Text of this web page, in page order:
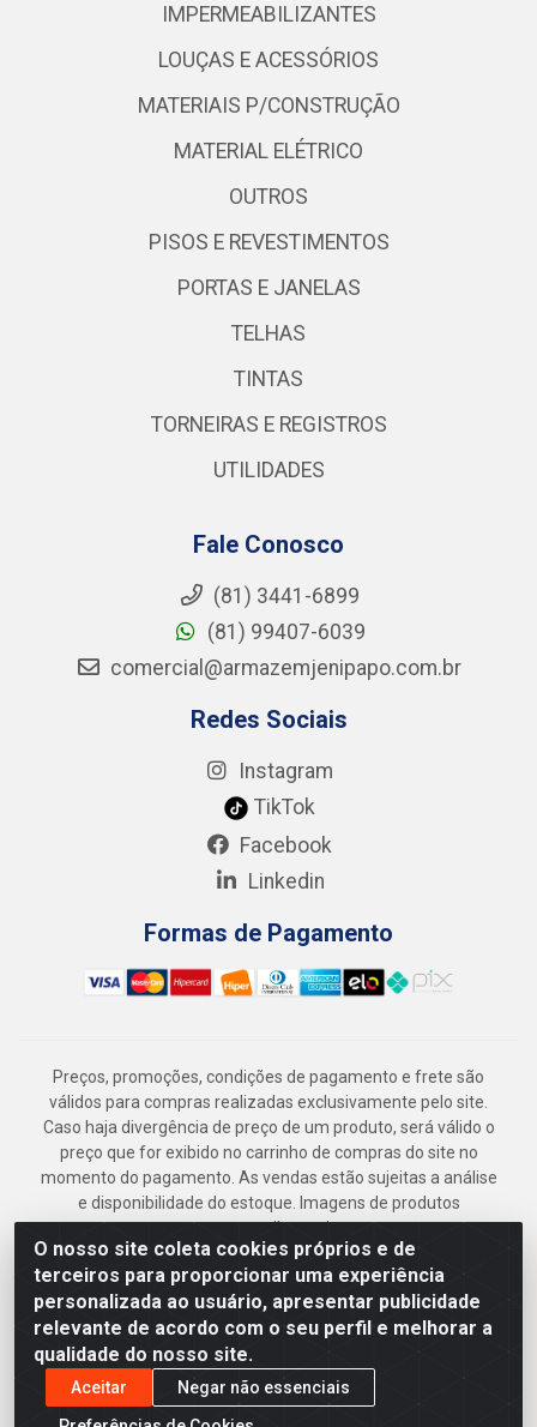
O nosso site coleta cookies próprios e de
terceiros para proporcionar uma experiência
personalizada ao usuário, apresentar publicidade
relevante de acordo com o seu perfil e melhorar a
qualidade do nosso site.
Aceitar
Negar não essenciais
IMPERMEABILIZANTES
LOUÇAS E ACESSÓRIOS
MATERIAIS P/CONSTRUÇÃO
MATERIAL ELÉTRICO
OUTROS
PISOS E REVESTIMENTOS
PORTAS E JANELAS
TELHAS
TINTAS
TORNEIRAS E REGISTROS
UTILIDADES
Fale Conosco
(81) 3441-6899
(81) 99407-6039
comercial@armazemjenipapo.com.br
Redes Sociais
Instagram
TikTok
Facebook
Linkedin
Formas de Pagamento
Preços, promoções, condições de pagamento e frete são
válidos para compras realizadas exclusivamente pelo site.
Caso haja divergência de preço de um produto, será válido o
preço que for exibido no carrinho de compras do site no
momento do pagamento. As vendas estão sujeitas a análise
e disponibilidade do estoque. Imagens de produtos
meramente ilustrativas.
Armazém Jenipapo Materiais de Construção em Geral
LTDA - Rua das Flores, 2691 - Guabiraba, Recife/PE - CEP
52.291-630 - CNPJ 41.097.379/0001-